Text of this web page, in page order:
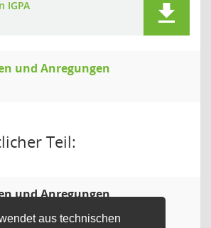
aus technischen
IGPA
und Anregungen
Teil:
und Anregungen